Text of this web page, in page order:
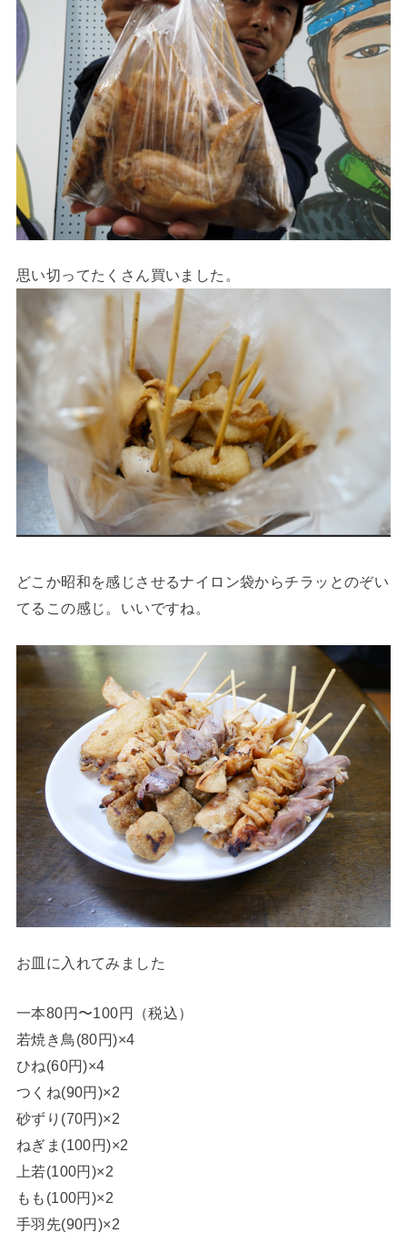
思い切ってたくさん買いました。
どこか昭和を感じさせるナイロン袋からチラッとのぞい
てるこの感じ。いいですね。
お皿に入れてみました
一本80円〜100円（税込）
若焼き鳥(80円)×4
ひね(60円)×4
つくね(90円)×2
砂ずり(70円)×2
ねぎま(100円)×2
上若(100円)×2
もも(100円)×2
手羽先(90円)×2